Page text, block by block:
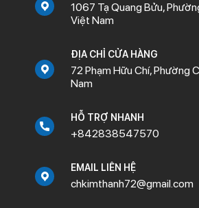
1067 Tạ Quang Bửu,
Việt Nam
ĐỊA CHỈ CỬA HÀNG
72 Phạm Hữu Chí, Phường
Nam
HỖ TRỢ NHANH
+842838547570
EMAIL LIÊN HỆ
chkimthanh72@gmail.com